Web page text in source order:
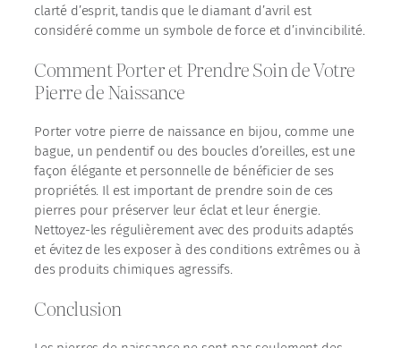
clarté d’esprit, tandis que le diamant d’avril est
considéré comme un symbole de force et d’invincibilité.
Comment Porter et Prendre Soin de Votre
Pierre de Naissance
Porter votre pierre de naissance en bijou, comme une
bague, un pendentif ou des boucles d’oreilles, est une
façon élégante et personnelle de bénéficier de ses
propriétés. Il est important de prendre soin de ces
pierres pour préserver leur éclat et leur énergie.
Nettoyez-les régulièrement avec des produits adaptés
et évitez de les exposer à des conditions extrêmes ou à
des produits chimiques agressifs.
Conclusion